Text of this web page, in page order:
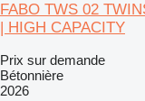
FABO TWS 02
| HIGH CAPACITY
Prix sur demande
Bétonnière
2026